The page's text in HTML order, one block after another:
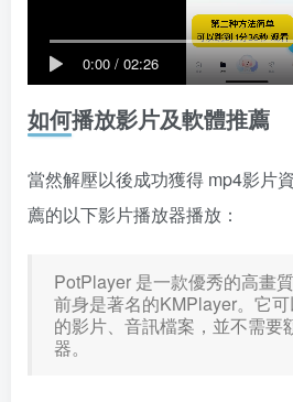
0:00 / 02:26
如何播放影片及軟體推薦
當然解壓以後成功獲得 mp4影片
薦的以下影片播放器播放：
PotPlayer 是一款優秀的高畫
前身是著名的KMPlayer。它
的影片、音訊檔案，並不需要
器。